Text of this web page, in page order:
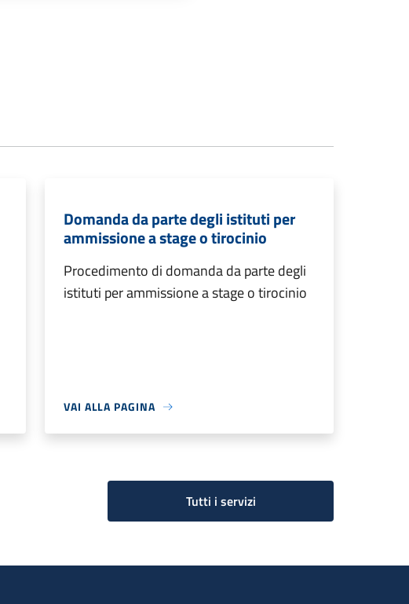
Domanda da parte degli istituti per
ammissione a stage o tirocinio
Procedimento di domanda da parte degli
istituti per ammissione a stage o tirocinio
VAI ALLA PAGINA
Tutti i servizi